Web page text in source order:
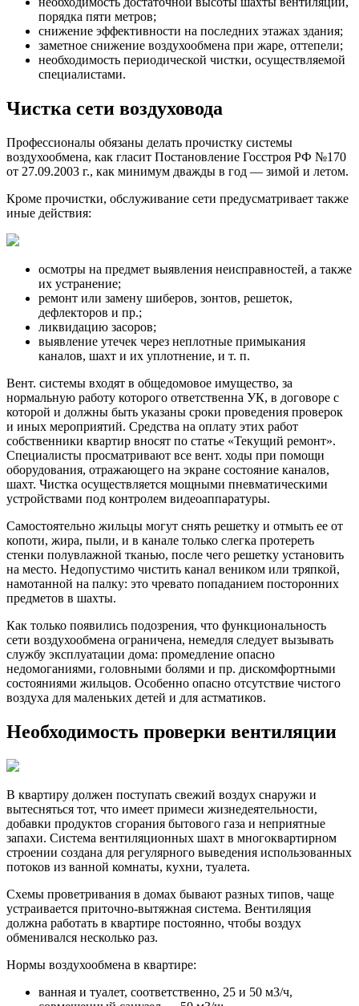
порядка пяти метров;
снижение эффективности на последних этажах здания;
заметное снижение воздухообмена при жаре, оттепели;
необходимость периодической чистки, осуществляемой
специалистами.
Чистка сети воздуховода
Профессионалы обязаны делать прочистку системы
воздухообмена, как гласит Постановление Госстроя РФ №170
от 27.09.2003 г., как минимум дважды в год — зимой и летом.
Кроме прочистки, обслуживание сети предусматривает также
иные действия:
осмотры на предмет выявления неисправностей, а также
их устранение;
ремонт или замену шиберов, зонтов, решеток,
дефлекторов и пр.;
ликвидацию засоров;
выявление утечек через неплотные примыкания
каналов, шахт и их уплотнение, и т. п.
Вент. системы входят в общедомовое имущество, за
нормальную работу которого ответственна УК, в договоре с
которой и должны быть указаны сроки проведения проверок
и иных мероприятий. Средства на оплату этих работ
собственники квартир вносят по статье «Текущий ремонт».
Специалисты просматривают все вент. ходы при помощи
оборудования, отражающего на экране состояние каналов,
шахт. Чистка осуществляется мощными пневматическими
устройствами под контролем видеоаппаратуры.
Самостоятельно жильцы могут снять решетку и отмыть ее от
копоти, жира, пыли, и в канале только слегка протереть
стенки полувлажной тканью, после чего решетку установить
на место. Недопустимо чистить канал веником или тряпкой,
намотанной на палку: это чревато попаданием посторонних
предметов в шахты.
Как только появились подозрения, что функциональность
сети воздухообмена ограничена, немедля следует вызывать
службу эксплуатации дома: промедление опасно
недомоганиями, головными болями и пр. дискомфортными
состояниями жильцов. Особенно опасно отсутствие чистого
воздуха для маленьких детей и для астматиков.
Необходимость проверки вентиляции
В квартиру должен поступать свежий воздух снаружи и
вытесняться тот, что имеет примеси жизнедеятельности,
добавки продуктов сгорания бытового газа и неприятные
запахи. Система вентиляционных шахт в многоквартирном
строении создана для регулярного выведения использованных
потоков из ванной комнаты, кухни, туалета.
Схемы проветривания в домах бывают разных типов, чаще
устраивается приточно-вытяжная система. Вентиляция
должна работать в квартире постоянно, чтобы воздух
обменивался несколько раз.
Нормы воздухообмена в квартире:
ванная и туалет, соответственно, 25 и 50 м3/ч,